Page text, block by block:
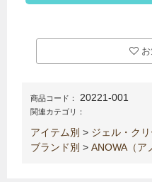
商品コード： 20221-001
関連カテゴリ：
アイテム別 > ジェル・ク
ブランド別 > ANOWA（ア